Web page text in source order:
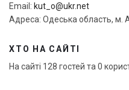
Email: kut_o@ukr.net
Адреса: Одеська область, м.
ХТО НА САЙТІ
На сайті 128 гостей та 0